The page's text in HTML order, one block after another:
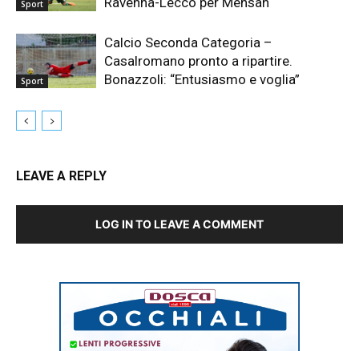
Sport
Sport
Calcio Seconda Categoria –
Casalromano pronto a ripartire.
Bonazzoli: “Entusiasmo e voglia”
LEAVE A REPLY
LOG IN TO LEAVE A COMMENT